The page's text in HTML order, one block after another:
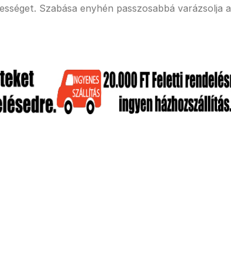
Szabása enyhén passzosabbá varázsolja a